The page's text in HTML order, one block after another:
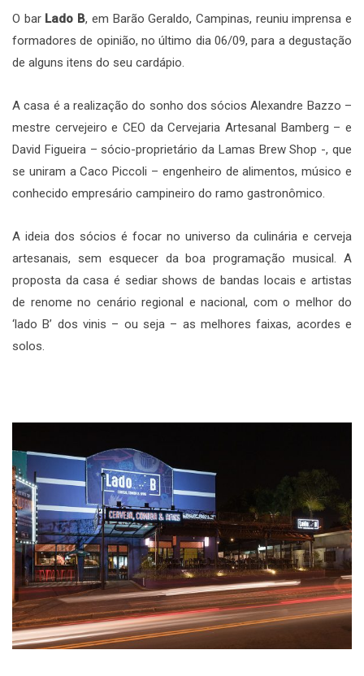
O bar Lado B, em Barão Geraldo, Campinas, reuniu imprensa e
formadores de opinião, no último dia 06/09, para a degustação
de alguns itens do seu cardápio.
A casa é a realização do sonho dos sócios Alexandre Bazzo –
mestre cervejeiro e CEO da Cervejaria Artesanal Bamberg – e
David Figueira – sócio-proprietário da Lamas Brew Shop -, que
se uniram a Caco Piccoli – engenheiro de alimentos, músico e
conhecido empresário campineiro do ramo gastronômico.
A ideia dos sócios é focar no universo da culinária e cerveja
artesanais, sem esquecer da boa programação musical. A
proposta da casa é sediar shows de bandas locais e artistas
de renome no cenário regional e nacional, com o melhor do
‘lado B’ dos vinis – ou seja – as melhores faixas, acordes e
solos.